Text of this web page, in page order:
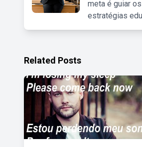
meta é guiar
estratégias
Related Posts